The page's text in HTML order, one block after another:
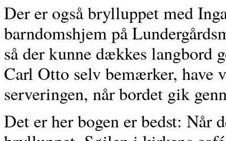
Der er også brylluppet med
barndomshjem på
så der kunne dækkes langbord
Carl Otto selv bemærker,
serveringen, når bordet gik
Det er her bogen er bedst: